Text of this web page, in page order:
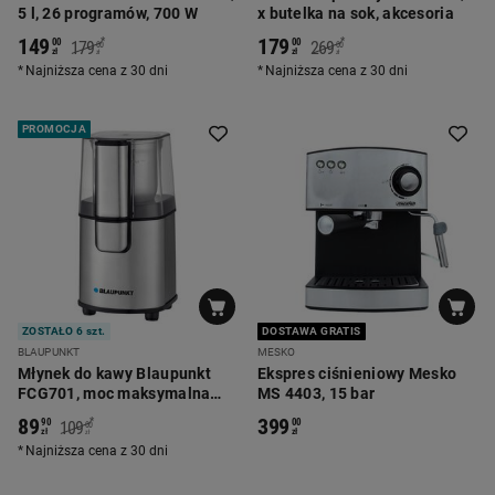
5 l, 26 programów, 700 W
149 00
zł 179 00
zł
*
Najniższa cena z 30 dni
x butelka na sok, akcesoria
179 00
zł 269 00
zł
*
Najniższa cena z 30 dni
PROMOCJA
ZOSTAŁO 6 szt.
BLAUPUNKT
Młynek do kawy Blaupunkt
FCG701, moc maksymalna
8990
zł 109 00
zł
*
Najniższa cena z 30 dni
DOSTAWA GRATIS
MESKO
Ekspres ciśnieniowy Mesko
MS 4403, 15 bar
399 00
zł